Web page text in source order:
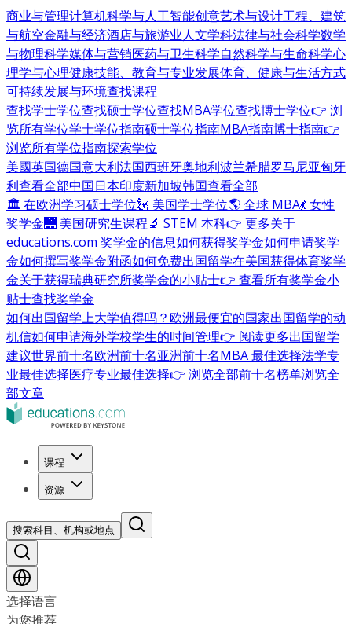
商业与管理计算机科学与人工智能创意艺术与设计工程、建筑
与航空金融与经济酒店与旅游业人文学科法律与社会科学数学
与物理科学媒体与营销医药与卫生科学自然科学与生命科学心
理学与心理健康技能、教育与专业发展体育、健康与生活方式
可持续发展与环境查找课程
查找学士学位查找硕士学位查找MBA学位查找博士学位👉 浏
览所有学位学士学位指南硕士学位指南MBA指南博士指南👉
浏览所有学位指南探索学位
美國英国德国意大利法国西班牙奥地利波兰希腊罗马尼亚匈牙
利查看全部中国日本印度新加坡韩国查看全部
🏛 在欧洲学习硕士学位🗽 美国学士学位🌎 全球 MBA💃 女性
奖学金🌉 美国研究生课程🔬 STEM 本科👉 更多关于
educations.com 奖学金的信息如何获得奖学金如何申请奖学
金如何撰写奖学金附函如何免费出国留学在美国获得体育奖学
金关于获得瑞典研究所奖学金的小贴士👉 查看所有奖学金小
贴士查找奖学金
如何出国留学上大学值得吗？ 欧洲最便宜的国家出国留学的动
机信如何申请海外学校学生的时间管理👉 阅读更多出国留学
建议世界前十名欧洲前十名亚洲前十名MBA 最佳选择法学专
业最佳选择医疗专业最佳选择👉 浏览全部前十名榜单浏览全
部文章
课程
资源
搜索科目、机构或地点
选择语言
为您推荐